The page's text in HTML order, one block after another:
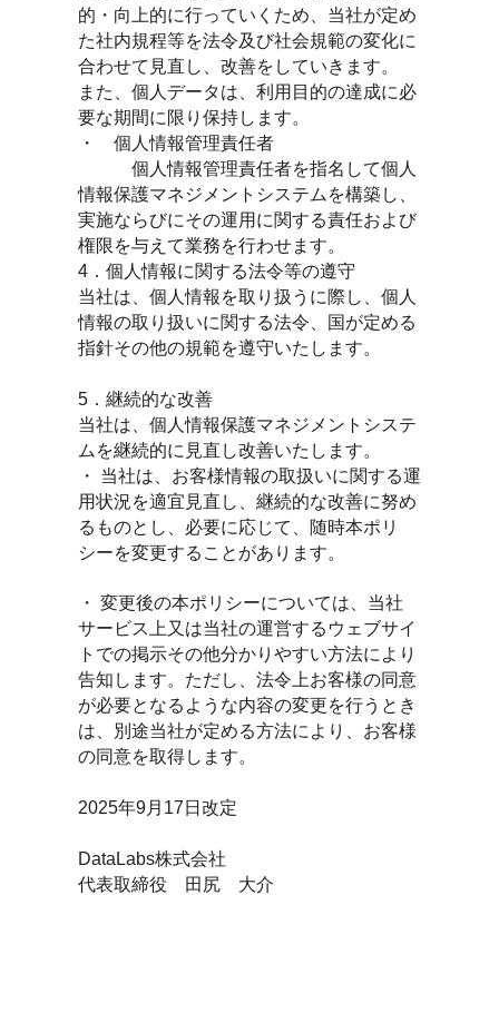
的・向上的に行っていくため、当社が定め
た社内規程等を法令及び社会規範の変化に
合わせて見直し、改善をしていきます。
また、個人データは、利用目的の達成に必
要な期間に限り保持します。
・ 個人情報管理責任者
個人情報管理責任者を指名して個人
情報保護マネジメントシステムを構築し、
実施ならびにその運用に関する責任および
権限を与えて業務を行わせます。
4．個人情報に関する法令等の遵守
当社は、個人情報を取り扱うに際し、個人
情報の取り扱いに関する法令、国が定める
指針その他の規範を遵守いたします。
5．継続的な改善
当社は、個人情報保護マネジメントシステ
ムを継続的に見直し改善いたします。
・ 当社は、お客様情報の取扱いに関する運
用状況を適宜見直し、継続的な改善に努め
るものとし、必要に応じて、随時本ポリ
シーを変更することがあります。
・ 変更後の本ポリシーについては、当社
サービス上又は当社の運営するウェブサイ
トでの掲示その他分かりやすい方法により
告知します。ただし、法令上お客様の同意
が必要となるような内容の変更を行うとき
は、別途当社が定める方法により、お客様
の同意を取得します。
2025年9月17日改定
DataLabs株式会社
代表取締役 田尻 大介